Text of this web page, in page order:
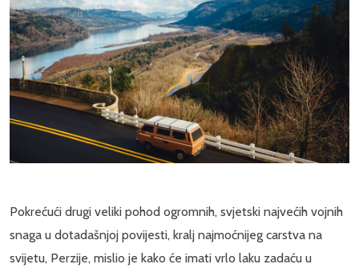
Pokrećući drugi veliki pohod ogromnih, svjetski najvećih vojnih
snaga u dotadašnjoj povijesti, kralj najmoćnijeg carstva na
svijetu, Perzije, mislio je kako će imati vrlo laku zadaću u